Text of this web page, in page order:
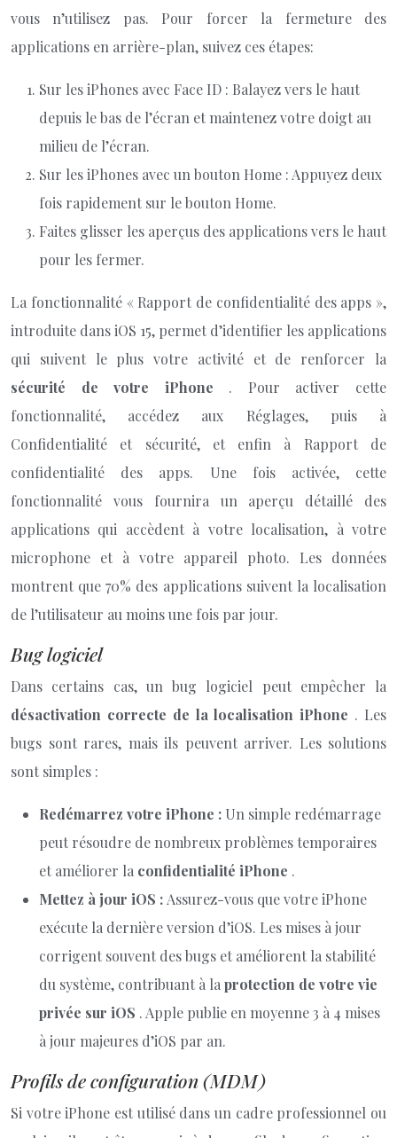
vous n’utilisez pas. Pour forcer la fermeture des
applications en arrière-plan, suivez ces étapes:
Sur les iPhones avec Face ID : Balayez vers le haut
depuis le bas de l’écran et maintenez votre doigt au
milieu de l’écran.
Sur les iPhones avec un bouton Home : Appuyez deux
fois rapidement sur le bouton Home.
Faites glisser les aperçus des applications vers le haut
pour les fermer.
La fonctionnalité « Rapport de confidentialité des apps »,
introduite dans iOS 15, permet d’identifier les applications
qui suivent le plus votre activité et de renforcer la
sécurité de votre iPhone . Pour activer cette
fonctionnalité, accédez aux Réglages, puis à
Confidentialité et sécurité, et enfin à Rapport de
confidentialité des apps. Une fois activée, cette
fonctionnalité vous fournira un aperçu détaillé des
applications qui accèdent à votre localisation, à votre
microphone et à votre appareil photo. Les données
montrent que 70% des applications suivent la localisation
de l’utilisateur au moins une fois par jour.
Bug logiciel
Dans certains cas, un bug logiciel peut empêcher la
désactivation correcte de la localisation iPhone . Les
bugs sont rares, mais ils peuvent arriver. Les solutions
sont simples :
Redémarrez votre iPhone : Un simple redémarrage
peut résoudre de nombreux problèmes temporaires
et améliorer la confidentialité iPhone .
Mettez à jour iOS : Assurez-vous que votre iPhone
exécute la dernière version d’iOS. Les mises à jour
corrigent souvent des bugs et améliorent la stabilité
du système, contribuant à la protection de votre vie
privée sur iOS . Apple publie en moyenne 3 à 4 mises
à jour majeures d’iOS par an.
Profils de configuration (MDM)
Si votre iPhone est utilisé dans un cadre professionnel ou